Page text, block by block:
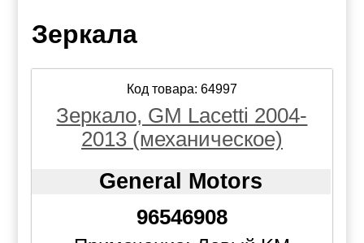
Зеркала
Код товара: 64997
Зеркало, GM Lacetti 2004-
2013 (механическое)
General Motors
96546908